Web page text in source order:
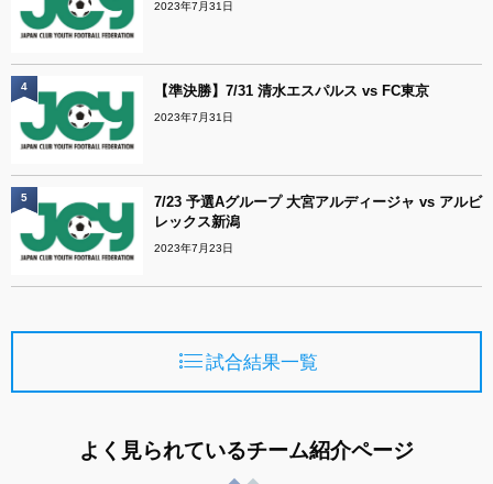
2023年7月31日
【準決勝】7/31 清水エスパルス vs FC東京
2023年7月31日
4
7/23 予選Aグループ 大宮アルディージャ vs アルビ
レックス新潟
2023年7月23日
5
試合結果一覧
よく見られているチーム紹介ページ